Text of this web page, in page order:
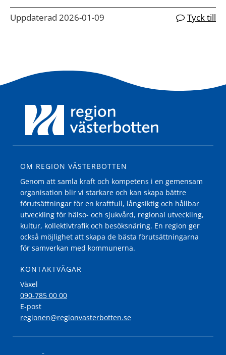
Uppdaterad 2026-01-09 Tyck till
OM REGION VÄSTERBOTTEN
Genom att samla kraft och kompetens i en gemensam
organisation blir vi starkare och kan skapa bättre
förutsättningar för en kraftfull, långsiktig och hållbar
utveckling för hälso- och sjukvård, regional utveckling,
kultur, kollektivtrafik och besöksnäring. En region ger
också möjlighet att skapa de bästa förutsättningarna
för samverkan med kommunerna.
KONTAKTVÄGAR
Växel
090-785 00 00
E-post
regionen@regionvasterbotten.se